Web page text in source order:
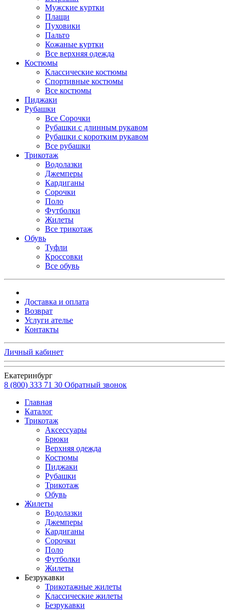
Мужские куртки
Плащи
Пуховики
Пальто
Кожаные куртки
Все верхняя одежда
Костюмы
Классические костюмы
Спортивные костюмы
Все костюмы
Пиджаки
Рубашки
Все Сорочки
Рубашки с длинным рукавом
Рубашки с коротким рукавом
Все рубашки
Трикотаж
Водолазки
Джемперы
Кардиганы
Сорочки
Поло
Футболки
Жилеты
Все трикотаж
Обувь
Туфли
Кроссовки
Все обувь
Доставка и оплата
Возврат
Услуги ателье
Контакты
Личный кабинет
Екатеринбург
8 (800) 333 71 30 Обратный звонок
Главная
Каталог
Трикотаж
Аксессуары
Брюки
Верхняя одежда
Костюмы
Пиджаки
Рубашки
Трикотаж
Обувь
Жилеты
Водолазки
Джемперы
Кардиганы
Сорочки
Поло
Футболки
Жилеты
Безрукавки
Трикотажные жилеты
Классические жилеты
Безрукавки